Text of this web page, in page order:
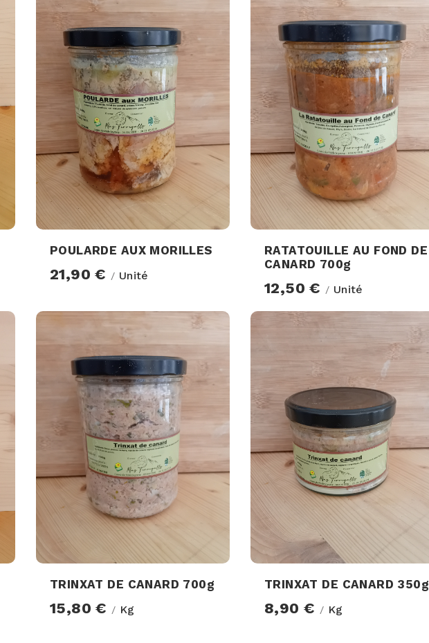
POULARDE AUX MORILLES
21,90 € / Unité
RATATOUILLE AU FOND DE
CANARD 700g
12,50 € / Unité
TRINXAT DE CANARD 700g
15,80 € / Kg
TRINXAT DE CANARD 350g
8,90 € / Kg